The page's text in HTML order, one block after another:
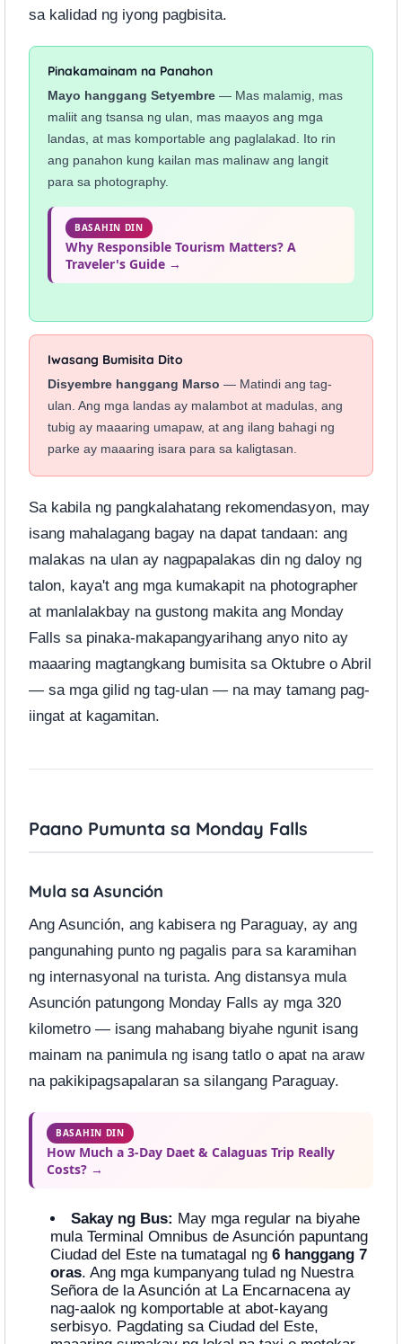
sa kalidad ng iyong pagbisita.
Pinakamainam na Panahon
Mayo hanggang Setyembre — Mas malamig, mas
maliit ang tsansa ng ulan, mas maayos ang mga
landas, at mas komportable ang paglalakad. Ito rin
ang panahon kung kailan mas malinaw ang langit
para sa photography.
BASAHIN DIN
Why Responsible Tourism Matters? A
Traveler's Guide →
Iwasang Bumisita Dito
Disyembre hanggang Marso — Matindi ang tag-
ulan. Ang mga landas ay malambot at madulas, ang
tubig ay maaaring umapaw, at ang ilang bahagi ng
parke ay maaaring isara para sa kaligtasan.
Sa kabila ng pangkalahatang rekomendasyon, may
isang mahalagang bagay na dapat tandaan: ang
malakas na ulan ay nagpapalakas din ng daloy ng
talon, kaya't ang mga kumakapit na photographer
at manlalakbay na gustong makita ang Monday
Falls sa pinaka-makapangyarihang anyo nito ay
maaaring magtangkang bumisita sa Oktubre o Abril
— sa mga gilid ng tag-ulan — na may tamang pag-
iingat at kagamitan.
Paano Pumunta sa Monday Falls
Mula sa Asunción
Ang Asunción, ang kabisera ng Paraguay, ay ang
pangunahing punto ng pagalis para sa karamihan
ng internasyonal na turista. Ang distansya mula
Asunción patungong Monday Falls ay mga 320
kilometro — isang mahabang biyahe ngunit isang
mainam na panimula ng isang tatlo o apat na araw
na pakikipagsapalaran sa silangang Paraguay.
BASAHIN DIN
How Much a 3-Day Daet & Calaguas Trip Really
Costs? →
Sakay ng Bus: May mga regular na biyahe
mula Terminal Omnibus de Asunción papuntang
Ciudad del Este na tumatagal ng 6 hanggang 7
oras. Ang mga kumpanyang tulad ng Nuestra
Señora de la Asunción at La Encarnacena ay
nag-aalok ng komportable at abot-kayang
serbisyo. Pagdating sa Ciudad del Este,